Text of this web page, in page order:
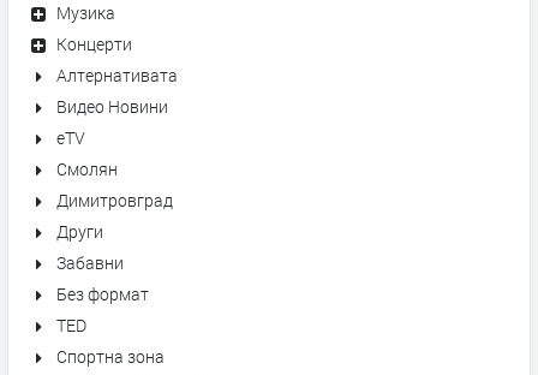
Музика
Концерти
Алтернативата
Видео Новини
eTV
Смолян
Димитровград
Други
Забавни
Без формат
TED
Спортна зона